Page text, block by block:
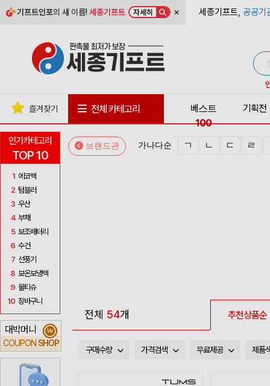
기프트인포의 새 이름!세종기프트 자세히 × 세종기프트, 공공기
인기카테고리
TOP 10
1 에코백
2 텀블러
3 우산
4 부채
5 보조배터리
6 수건
7 선풍기
8 보온보냉백
9 물티슈
10 장바구니
대박머니
COUPON SHOP
₩
즐겨찾기 전체 카테고리
베스트
100
기획전
브랜드관 가나다순 ㄱ ㄴ ㄷ ㄹ
전체 54개 추천상품순
구매수량 가격검색 무료제공 제품